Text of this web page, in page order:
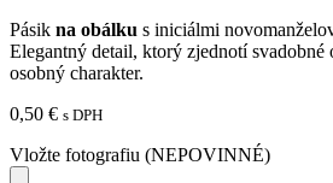
Pásik na obálku s iniciálmi
Elegantný detail, ktorý zjednotí svadobné
osobný charakter.
0,50 € s DPH
Vložte fotografiu (NEPOVINNÉ)